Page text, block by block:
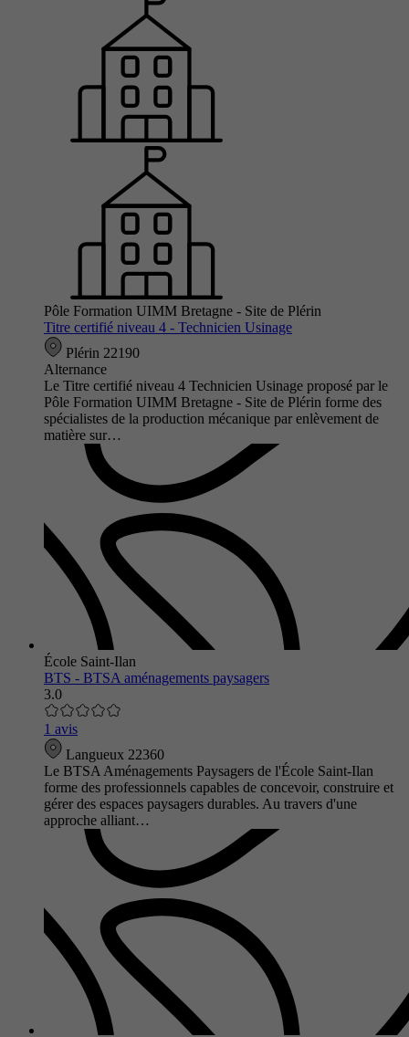
Pôle Formation UIMM Bretagne - Site de Plérin
Titre certifié niveau 4 - Technicien Usinage
Plérin 22190
Alternance
Le Titre certifié niveau 4 Technicien Usinage proposé par le
Pôle Formation UIMM Bretagne - Site de Plérin forme des
spécialistes de la production mécanique par enlèvement de
matière sur…
École Saint-Ilan
BTS - BTSA aménagements paysagers
3.0
1 avis
Langueux 22360
Le BTSA Aménagements Paysagers de l'École Saint-Ilan
forme des professionnels capables de concevoir, construire et
gérer des espaces paysagers durables. Au travers d'une
approche alliant…